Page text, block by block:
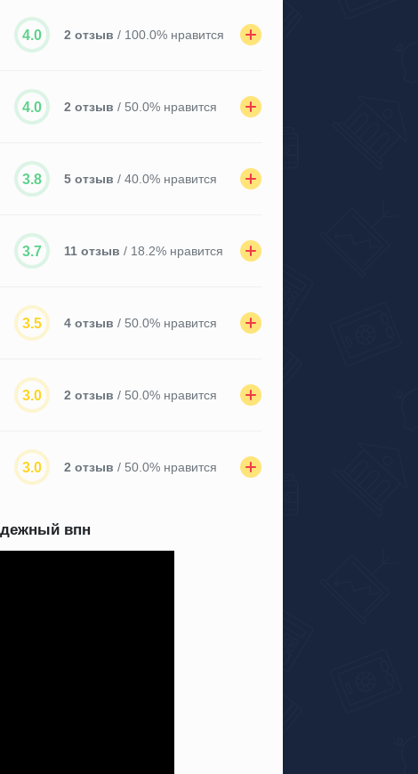
4.0 2 отзыв / 100.0% нравится
4.0 2 отзыв / 50.0% нравится
3.8 5 отзыв / 40.0% нравится
3.7 11 отзыв / 18.2% нравится
3.5 4 отзыв / 50.0% нравится
3.0 2 отзыв / 50.0% нравится
3.0 2 отзыв / 50.0% нравится
впн